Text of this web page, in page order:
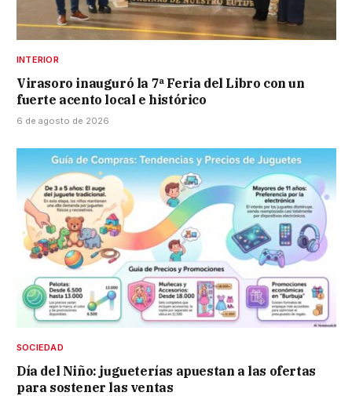
INTERIOR
Virasoro inauguró la 7ª Feria del Libro con un
fuerte acento local e histórico
6 de agosto de 2026
SOCIEDAD
Día del Niño: jugueterías apuestan a las ofertas
para sostener las ventas